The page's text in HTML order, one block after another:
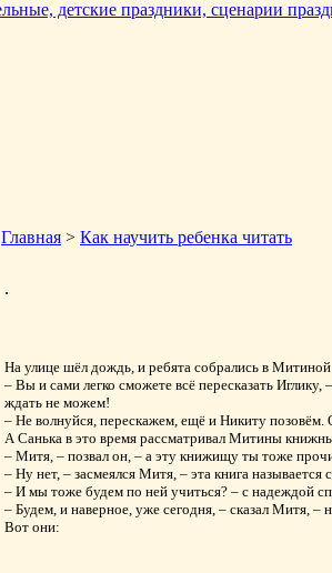
Главная > Как научить ребенка читать
.
На улице шёл дождь, и ребята собрались в
– Вы и сами легко сможете всё пересказать
ждать не можем!
– Не волнуйся, перескажем, ещё и Никиту
А Санька в это время рассматривал Митины
– Митя, – позвал он, – а эту книжищу ты тоже
– Ну нет, – засмеялся Митя, – эта книга
– И мы тоже будем по ней учиться? – с надеждой
– Будем, и наверное, уже сегодня, – сказал Митя, –
Вот они: